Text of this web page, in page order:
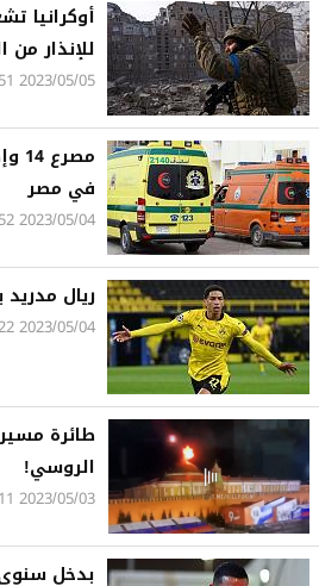
أوكرانيا
للإنذار من
2023/05/05 1:51
في مصر
2023/05/04 13:52
ريال
2023/05/04 9:22
طائرة
الروسي!
2023/05/03 16:11